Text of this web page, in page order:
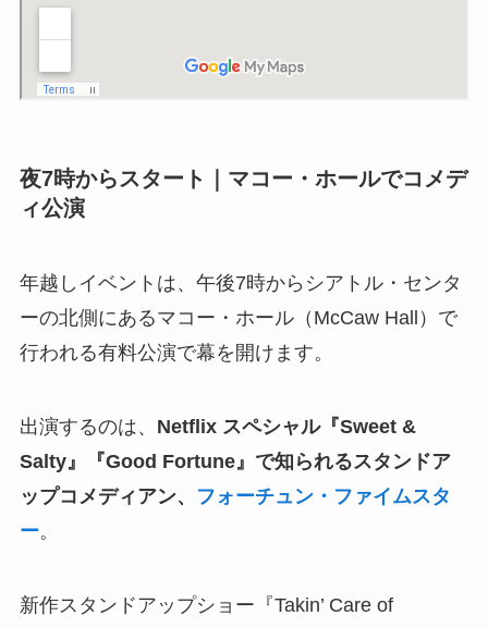
夜7時からスタート｜マコー・ホールでコメデ
ィ公演
年越しイベントは、午後7時からシアトル・センタ
ーの北側にあるマコー・ホール（McCaw Hall）で
行われる有料公演で幕を開けます。
出演するのは、 Netflix スペシャル『Sweet &
Salty』『Good Fortune』で知られるスタンドア
ップコメディアン、
フォーチュン・ファイムスタ
ー。
新作スタンドアップショー『Takin’ Care of